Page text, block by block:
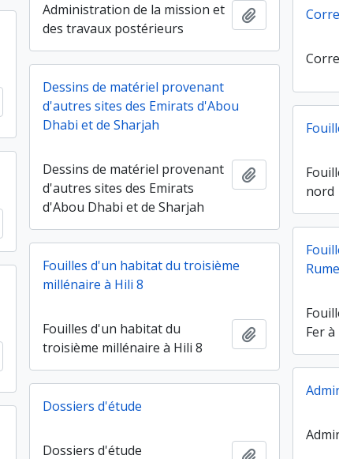
Administration de la mission et
des travaux postérieurs
Ajouter au
Ajouter au presse-papier
Dessins de matériel provenant
d'autres sites des Emirats d'Abou
Dhabi et de Sharjah
Dessins de matériel provenant
d'autres sites des Emirats
d'Abou Dhabi et de Sharjah
Ajouter au
nord
Fer
Fouilles d'un habitat du troisième
millénaire à Hili 8
Fouilles d'un habitat du
troisième millénaire à Hili 8
Ajouter au
Ajouter au presse-papier
Dossiers d'étude
Dossiers d'étude Ajouter au